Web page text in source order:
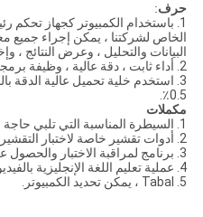
حرف:
1. باستخدام الكمبيوتر كجهاز تحكم
الخاص لشركتنا ، يمكن إجراء جميع
البيانات والتحليل ، وعرض النتائج ،
2. أداء ثابت ، دقة عالية ، وظيفة برمجية قوية وعملية سهلة.
3. استخدم خلية تحميل عالية الدقة
0.5٪.
مكملات
1. السيطرة المناسبة التي تلبي حاجة عينة العملاء.
2. أدوات تقشير خاصة لاختبار التقشير في صناعة الأشرطة والأفلام.
3. برنامج لمراقبة الاختبار والحصول على البيانات والتقرير.
4. عملية تعليم اللغة الإنجليزية بالفيديو.
5. Tabal ، يمكن تحديد الكمبيوتر.